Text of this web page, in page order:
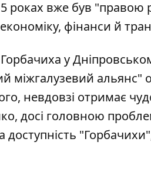
роках вже був
фінанси й
у
міжгалузевий альянс"
невдовзі отримає
, досі головною
доступність